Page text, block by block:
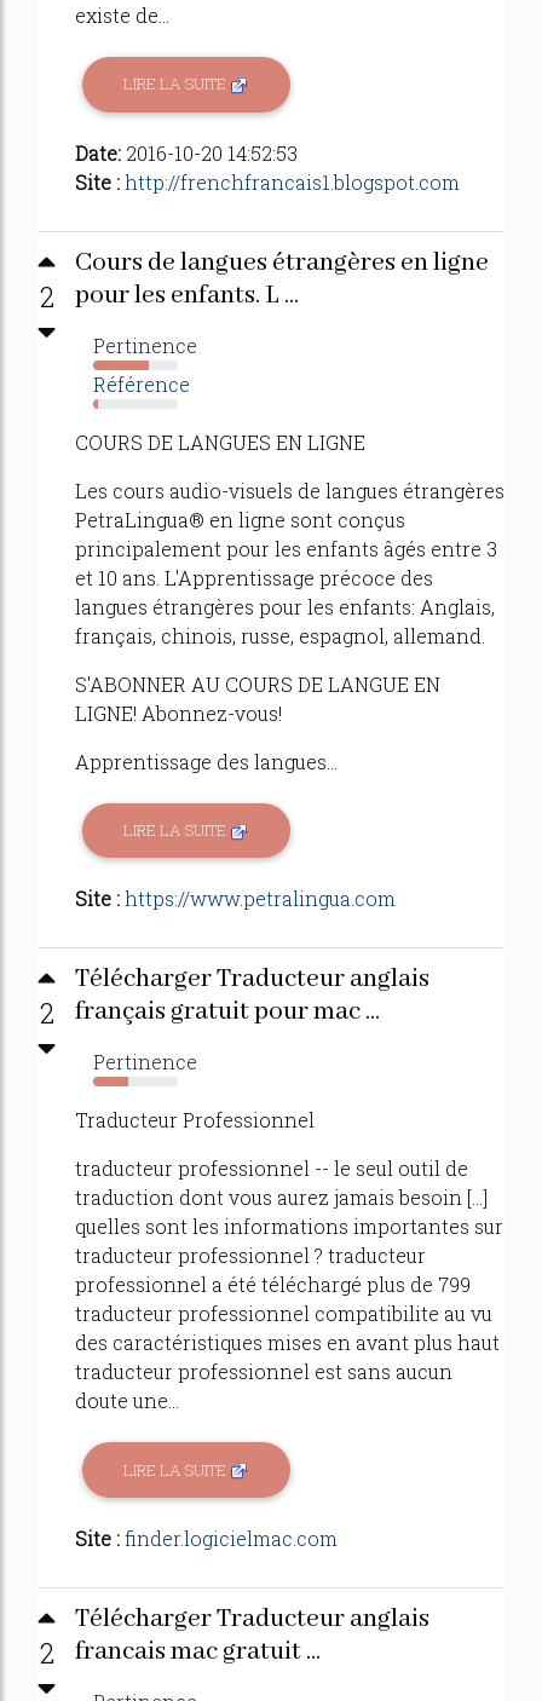
existe de...
LIRE LA SUITE
Date: 2016-10-20 14:52:53
Site :http://frenchfrancais1.blogspot.com
2
Cours de langues étrangères en ligne
pour les enfants. L ...
Pertinence
66%
Référence
6%
COURS DE LANGUES EN LIGNE
Les cours audio-visuels de langues étrangères
PetraLingua® en ligne sont conçus
principalement pour les enfants âgés entre 3
et 10 ans. L'Apprentissage précoce des
langues étrangères pour les enfants: Anglais,
français, chinois, russe, espagnol, allemand.
S'ABONNER AU COURS DE LANGUE EN
LIGNE! Abonnez-vous!
Apprentissage des langues...
LIRE LA SUITE
Site :https://www.petralingua.com
2
Télécharger Traducteur anglais
français gratuit pour mac ...
Pertinence
41%
Traducteur Professionnel
traducteur professionnel -- le seul outil de
traduction dont vous aurez jamais besoin [...]
quelles sont les informations importantes sur
traducteur professionnel ? traducteur
professionnel a été téléchargé plus de 799
traducteur professionnel compatibilite au vu
des caractéristiques mises en avant plus haut
traducteur professionnel est sans aucun
doute une...
LIRE LA SUITE
Site :finder.logicielmac.com
2
Télécharger Traducteur anglais
francais mac gratuit ...